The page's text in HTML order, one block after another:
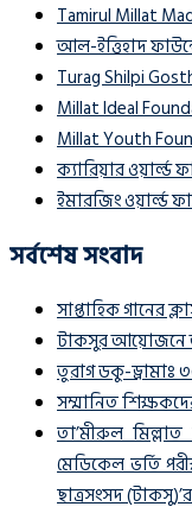
Tamirul Millat
আল-ইত্তিহাদ
Turag Shilpi
Millat Ideal
Millat Youth
ক্যারিয়ার ওয়ার্ল্ড
ইমারজিং ওয়ার্ল্ড
সর্বশেষ সংবাদ
সাপ্তাহিক গানের
টাকসুর আয়োজনে
তুরাগ ডকু-ড্রামাঃ
সম্মানিত
তা’মীরুল
মেডিকেল ভর্তি
ছাত্রসংসদ